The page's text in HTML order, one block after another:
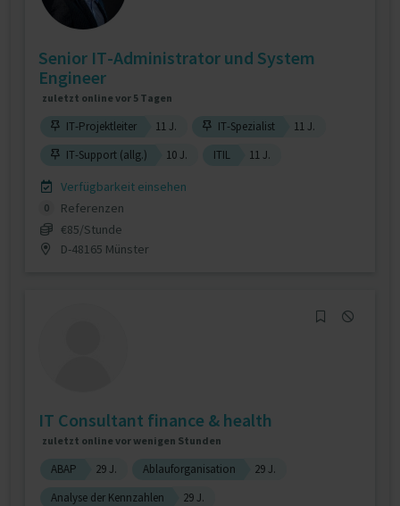
Senior IT-Administrator und System
Engineer
zuletzt online vor 5 Tagen
IT-Projektleiter 11 J. IT-Spezialist
11 J.
IT-Support (allg.)
10 J. ITIL 11 J.
Verfügbarkeit einsehen
0
Referenzen
€85/Stunde
D-48165 Münster
IT Consultant finance & health
zuletzt online vor wenigen Stunden
ABAP 29 J. Ablauforganisation
29 J.
Analyse der Kennzahlen
29 J.